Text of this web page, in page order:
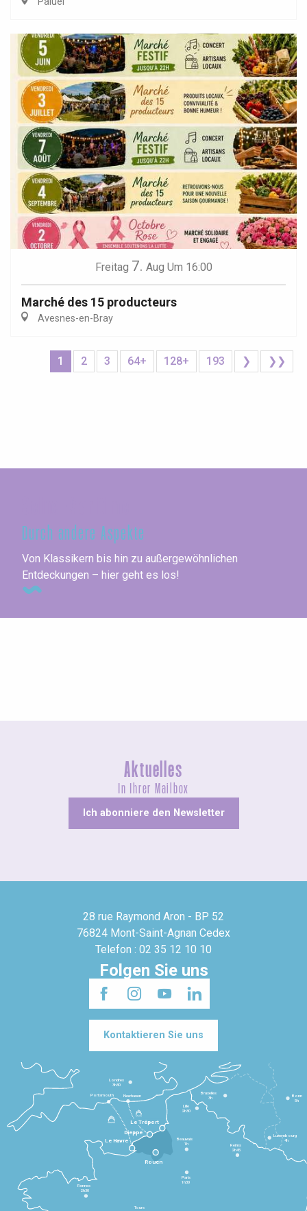
Freitag 7. Aug Um 16:00
Marché des 15 producteurs
Avesnes-en-Bray
1 2 3 64+ 128+ 193 ❯ ❯❯
Durch andere Aspekte
Von Klassikern bis hin zu außergewöhnlichen
Entdeckungen – hier geht es los!
Aktuelles
In Ihrer Mailbox
Ich abonniere den Newsletter
28 rue Raymond Aron - BP 52
76824 Mont-Saint-Agnan Cedex
Telefon : 02 35 12 10 10
Folgen Sie uns
Kontaktieren Sie uns
Le Havre
Dieppe
Le Tréport
Rennes
2h30
Tours
Paris
1h30
Beauvais
1h
Reims
2h45
Lille
2h30
Bruxelles
3h
Londres
3h30
Newhaven
Portsmouth
Bonn
5h
Luxembourg
4h
Rouen